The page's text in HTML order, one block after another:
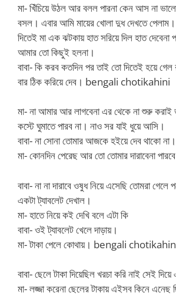
মা- খিঁচিয়ে উঠল আর বলল পারনা কেন আস না
বসল। এবার আমি মায়ের খোলা দুধ দেখতে পেলাম।
দিতেই মা এক ঝটকায় হাত সরিয়ে দিল হাত দেবেনা
আমার তো কিছুই হলনা।
বাবা- কি করব কতদিন পর তাই তো দিতেই হয়ে গেল
বার ঠিক করিয়ে দেব। bengali chotikahini
মা- না আমার আর লাগবেনা এর থেকে না শুরু করাই
কস্টে ঘুমাতে পারব না। নাও সর যাই ধুয়ে আসি।
বাবা- না সোনা তোমার আজকে হইয়ে দেব থাকো না।
মা- কোনদিন পেরেছ আর তো তোমার দারাবেনা
বাবা- না না দারাবে ওষুধ নিয়ে এসেছি তোমরা
একটা ট্যাবলেট দেখাল।
মা- হাতে নিয়ে কই দেখি বলে এটা কি
বাবা- ওই ট্যাবলেট খেলে দাড়ায়।
মা- টাকা পেলে কোথায়। bengali
বাবা- ছেলে টাকা দিয়েছিল খরচা করি নাই সেই
মা- লজ্জা করেনা ছেলের টাকায় এইসব কিনে